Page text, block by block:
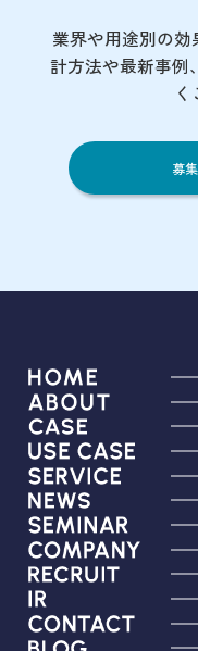
業界や用途別の
計方法や最新事例
募